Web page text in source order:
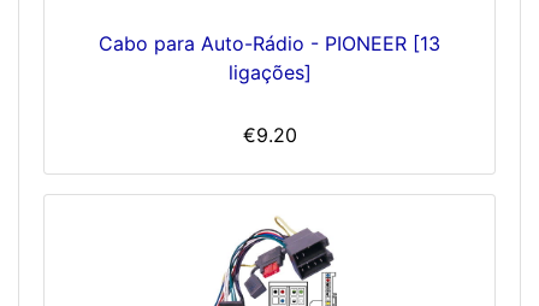
Cabo para Auto-Rádio - PIONEER [13
ligações]
€9.20